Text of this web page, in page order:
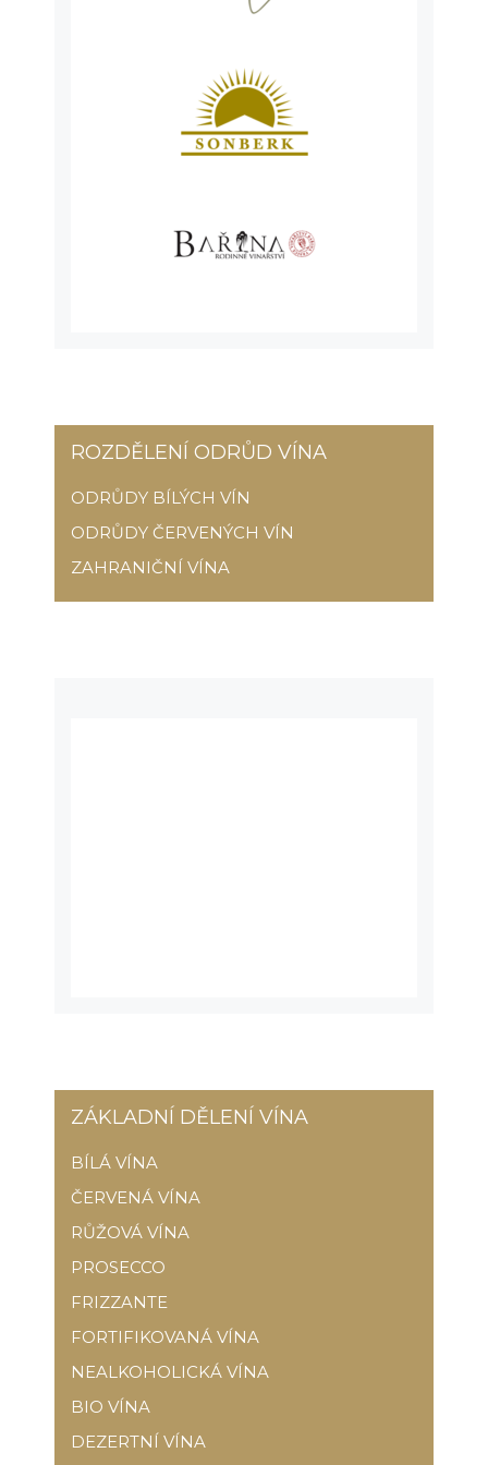
ROZDĚLENÍ ODRŮD VÍNA
ODRŮDY BÍLÝCH VÍN
ODRŮDY ČERVENÝCH VÍN
ZAHRANIČNÍ VÍNA
ZÁKLADNÍ DĚLENÍ VÍNA
BÍLÁ VÍNA
ČERVENÁ VÍNA
RŮŽOVÁ VÍNA
PROSECCO
FRIZZANTE
FORTIFIKOVANÁ VÍNA
NEALKOHOLICKÁ VÍNA
BIO VÍNA
DEZERTNÍ VÍNA